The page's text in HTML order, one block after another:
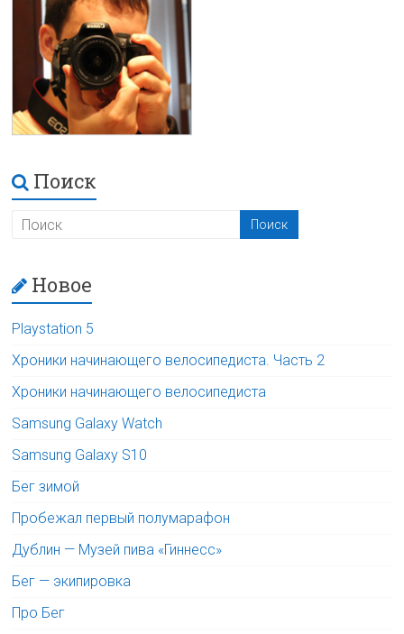
Поиск
Новое
Playstation 5
Хроники начинающего велосипедиста. Часть 2
Хроники начинающего велосипедиста
Samsung Galaxy Watch
Samsung Galaxy S10
Бег зимой
Пробежал первый полумарафон
Дублин — Музей пива «Гиннесс»
Бег — экипировка
Про Бег